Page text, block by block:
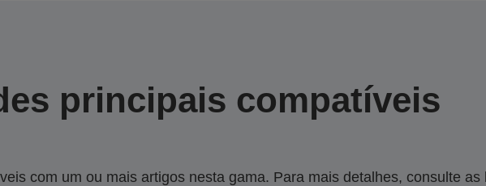
principais compatíveis
com um ou mais artigos nesta gama. Para mais detalhes, consulte as